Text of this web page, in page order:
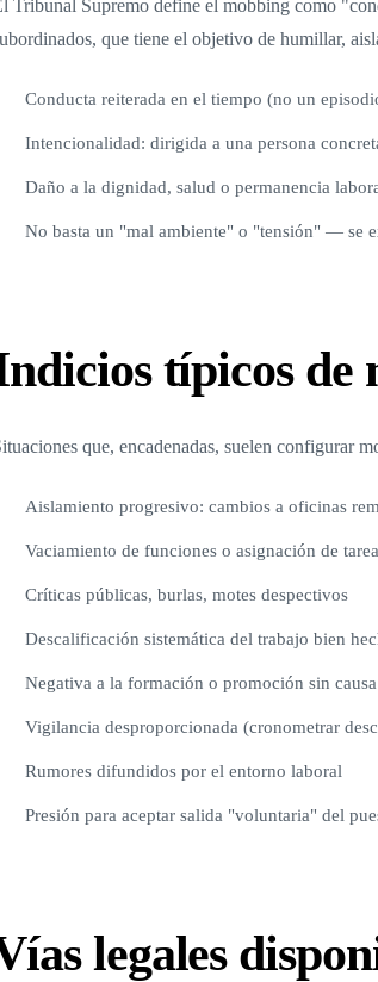
Tribunal Supremo define el mobbing como
que tiene el objetivo de humillar,
Conducta reiterada en el tiempo (no un
Intencionalidad: dirigida a una persona
Daño a la dignidad, salud o permanencia
No basta un "mal ambiente" o "tensión" — se
típicos de
que, encadenadas, suelen configurar
Aislamiento progresivo: cambios a oficinas
Vaciamiento de funciones o asignación de
Críticas públicas, burlas, motes despectivos
Descalificación sistemática del trabajo bien
Negativa a la formación o promoción sin
Vigilancia desproporcionada (cronometrar
Rumores difundidos por el entorno laboral
Presión para aceptar salida "voluntaria" del
legales